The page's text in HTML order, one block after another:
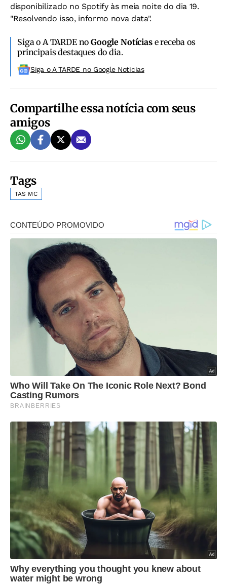
disponibilizado no Spotify às meia noite do dia 19.
"Resolvendo isso, informo nova data".
Siga o A TARDE noGoogle Notíciase receba os
principais destaques do dia.
Siga o A TARDE no Google Noticias
Compartilhe essa notícia com seus
amigos
Tags
TAS MC